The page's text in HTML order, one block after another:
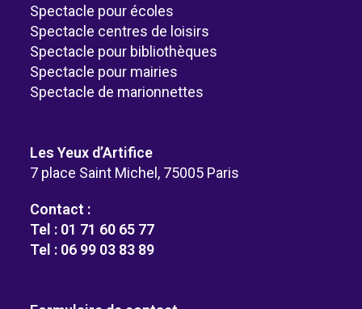
Spectacle pour écoles
Spectacle centres de loisirs
Spectacle pour bibliothèques
Spectacle pour mairies
Spectacle de marionnettes
Les Yeux d’Artifice
7 place Saint Michel, 75005 Paris
Contact :
Tel : 01 71 60 65 77
Tel : 06 99 03 83 89